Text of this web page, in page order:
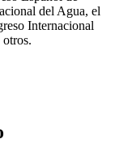
del Agua, el
Internacional